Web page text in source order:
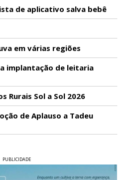
de aplicativo salva bebê
em várias regiões
implantação de leitaria
Rurais Sol a Sol 2026
de Aplauso a Tadeu
PUBLICIDADE